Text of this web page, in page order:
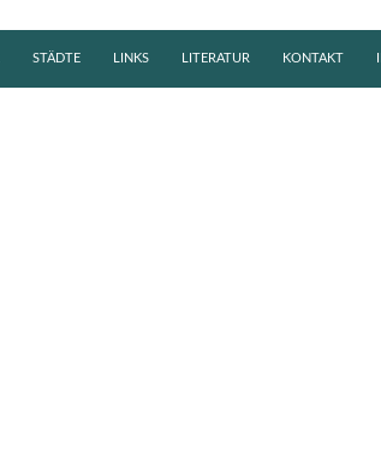
STÄDTE LINKS LITERATUR KONTAKT